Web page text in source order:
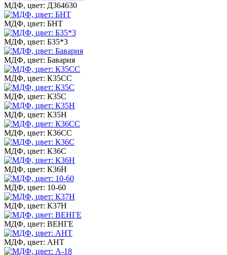
МДФ, цвет: Д364630
МДФ, цвет: БНТ
МДФ, цвет: Б35*3
МДФ, цвет: Бавария
МДФ, цвет: К35СС
МДФ, цвет: К35С
МДФ, цвет: К35Н
МДФ, цвет: К36СС
МДФ, цвет: К36С
МДФ, цвет: К36Н
МДФ, цвет: 10-60
МДФ, цвет: К37Н
МДФ, цвет: ВЕНГЕ
МДФ, цвет: АНТ